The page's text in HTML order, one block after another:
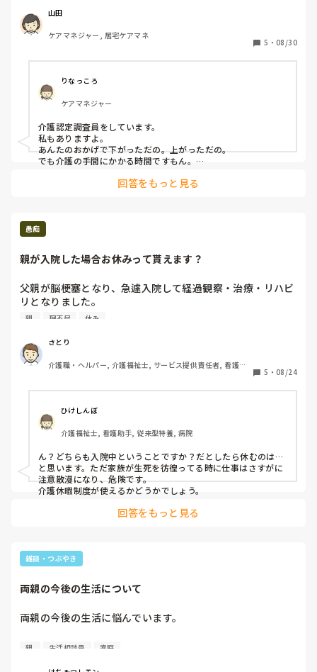
認定なのに、怒られた。
とりあえず、マークシートと特記事項の提出の他に主治医か
らの意見書の内容も反映されることも説明したら、渋々納得
娘にいちいち歯磨きや整容、着替えの指示を受けて手伝いも
してもらったりしてるのに、要介護1のままってのもねぇ…
老人性鬱なのか認知症なのかは専門医に任せるけれども、コ
ロナ怖さに受診もさせないで自宅から一歩も外に出さない生
活を強要すれば、無気力にもなるでしょうよ。
山田
ケアマネジャー, 居宅ケアマネ
5 ・ 08/30
りなっころ
ケアマネジャー
介護認定調査員をしています。
私もありますよ。
あんたのおかげで下がっただの。上がっただの。
でも介護の手間にかかる時間ですもん。
回答をもっと見る
愚痴
親が入院した場合お休みって貰えます？
父親が脳梗塞となり、急遽入院して経過観察・治療・リハビ
リとなりました。
母親も癌の術後で経過観察という中で、父親が生死の境を彷
情を話してお休みを頂きました。
後日上司から呼び出され、シフトに穴が空き他の人に迷惑が
掛かるから休むなと注意されました。この上司は休む事は悪
な、逆に体調が悪くなるとは自己管理が出来ていないと怒ら
れました。
以前体調不良で休みを頂いたのですが、その事についても体
調不良になる程君は仕事していないよね、とも言われまし
た。また、それだけ休めば昇給なんて出来ないの分かるよ
ね、とも言われました。
かなり凹むのと同時に怒りを覚えました。
仕事の事も分かるのですが、このような親の病気でも仕事を
親の病気よりも仕事を優先しろ的な事も言われ、その場は頷
職員の数がギリギリで回しているのは分かるのですが、実の
親の病気より仕事を優先させるのが当たり前なのでしょう
か？
自分は独身・一人っ子で、親は他に頼る人はいません。
この業界、人の親を大切にしているのに、自分の親は大切に
するな、が普通なんですかね。そんな感じでは、仕事も集中
不思議なものです。
親 理不尽 休み
さとり
介護職・ヘルパー, 介護福祉士, サービス提供責任者, 看護助
5 ・ 08/24
ひけしんぼ
介護福祉士, 看護助手, 従来型特養, 病院
ん？どちらも入院中ということですか？だとしたら休むのは…
と思います。ただ家族が生死を彷徨ってる時に仕事はさすがに
注意散漫になり、危険です。
介護休暇制度が使えるかどうかでしょう。
回答をもっと見る
雑談・つぶやき
両親の今後の生活について
両親の今後の生活に悩んでいます。
両親が定年前に仕事を辞めました。
親 生活相談員 家庭